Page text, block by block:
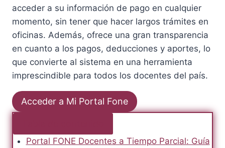
acceder a su información de pago en cualquier
momento, sin tener que hacer largos trámites en
oficinas. Además, ofrece una gran transparencia
en cuanto a los pagos, deducciones y aportes, lo
que convierte al sistema en una herramienta
imprescindible para todos los docentes del país.
Acceder a Mi Portal Fone
Portal FONE Docentes a Tiempo Parcial: Guía